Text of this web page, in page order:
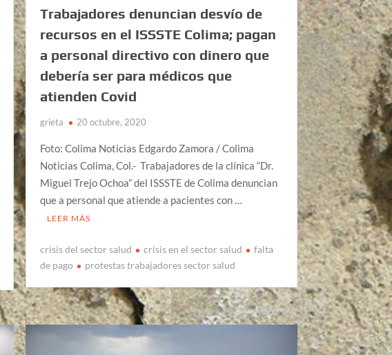
Trabajadores denuncian desvío de
recursos en el ISSSTE Colima; pagan
a personal directivo con dinero que
debería ser para médicos que
atienden Covid
grieta 20 octubre, 2020
Foto: Colima Noticias Edgardo Zamora / Colima
Noticias Colima, Col.- Trabajadores de la clínica “Dr.
Miguel Trejo Ochoa” del ISSSTE de Colima denuncian
que a personal que atiende a pacientes con …
LEER MÁS
crisis del sector salud crisis en el sector salud
falta
de pago
protestas trabajadores sector salud